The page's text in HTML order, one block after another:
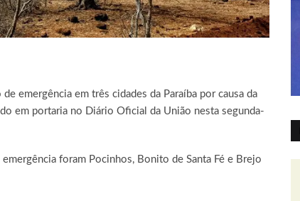
emergência em três cidades da Paraíba por causa da
em portaria no Diário Oficial da União nesta segunda-
foram Pocinhos, Bonito de Santa Fé e Brejo